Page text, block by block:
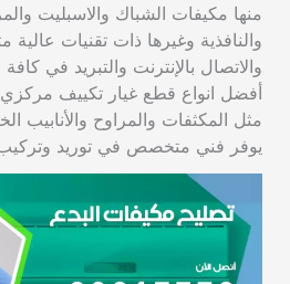
منها مكيفات الشباك والاسبليت
والنافذية وغيرها ذات تقنيات
والاتصال بالإنترنت والتبريد في كافة
أفضل انواع قطع غيار تكييف
مثل المكثفات والمراوح والأنابيب
يوفر فني متخصص في توريد